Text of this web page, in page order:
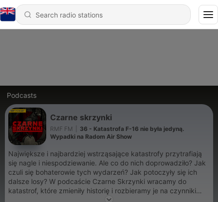
Podcasts
Czarne skrzynki
RMF FM
36 - Katastrofa F-16 nie była jedyną.
Wypadki na Radom Air Show
Największe i najbardziej wstrząsające katastrofy przytrafiają
się nagle i niespodziewanie. Ale co do nich doprowadziło? Jak
czuli się bohaterowie tych wydarzeń? Jak potoczyły się ich
dalsze losy? W podcaście Czarne Skrzynki wracamy do
katastrof, które zmieniły historię i rozbieramy je na czynniki